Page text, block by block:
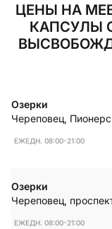
ЦЕНЫ НА
КАПСУЛЫ
Озерки
Череповец,
ЕЖЕДН. 08:00-21:00
Озерки
Череповец,
ЕЖЕДН. 08:00-21:00